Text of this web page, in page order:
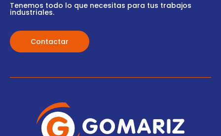
Tenemos todo lo que necesitas para tus trabajos
industriales.
Contactar